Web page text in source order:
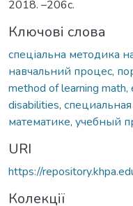
2018. –206с.
Ключові слова
спеціальна методика
навчальний процес,
method of learning
disabilities,
математике, учебный
URI
https://
Колекції